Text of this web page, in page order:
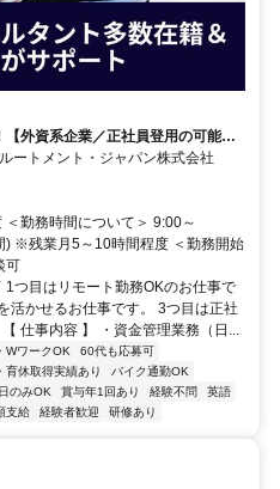
外資系企業／正社員登用の可能性
】経理財務
ートメント・ジャパン株式会社
勤務時間について＞ 9:00～
) ※残業月5～10時間程度 ＜勤務開始
可
つ目はリモート勤務OKのお仕事で
活かせるお仕事です。 3つ目は正社
仕事内容 】 ・資金管理業務（日...
WワークOK
60代も応募可
育休取得実績あり
バイク通勤OK
のみOK 賞与年1回あり 経験不問
英語
支給 経験者歓迎 研修あり